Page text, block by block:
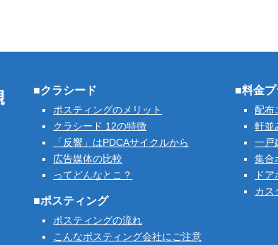
■クラシード
ポスティングのメリット
クラシード 12の特徴
「反響」はPDCAサイクルから
広告媒体の比較
ってどんなとこ？
■ポスティング
ポスティングの流れ
こんなポスティング会社にご注意
■料金
配布
軒並
一戸
集合
ド
カス